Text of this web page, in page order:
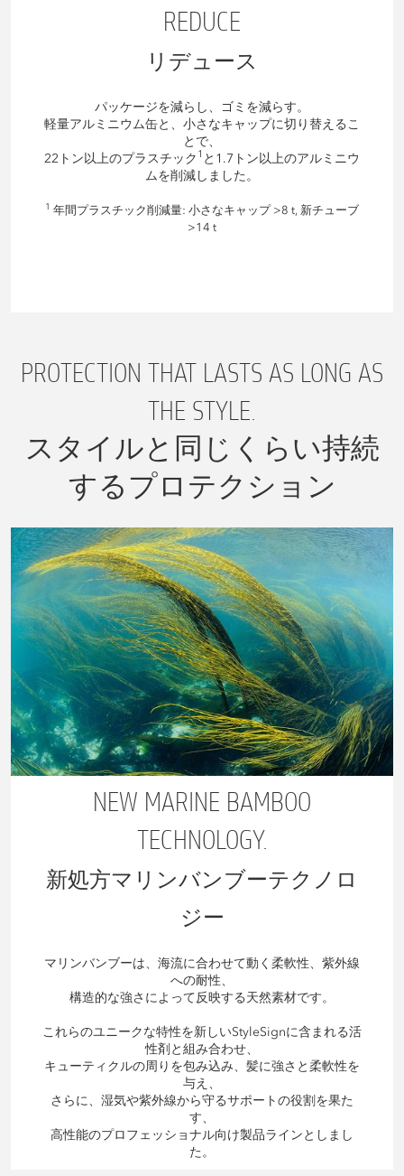
REDUCE
リデュース
パッケージを減らし、ゴミを減らす。
軽量アルミニウム缶と、小さなキャップに切り替えるこ
とで、
22トン以上のプラスチック 1 と1.7トン以上のアルミニウ
ムを削減しました。
1 年間プラスチック削減量: 小さなキャップ >8 t, 新チューブ
>14 t
PROTECTION THAT LASTS AS LONG AS
THE STYLE.
スタイルと同じくらい持続
するプロテクション
NEW MARINE BAMBOO
TECHNOLOGY.
新処方マリンバンブーテクノロ
ジー
マリンバンブーは、海流に合わせて動く柔軟性、紫外線
への耐性、
構造的な強さによって反映する天然素材です。
これらのユニークな特性を新しいStyleSignに含まれる活
性剤と組み合わせ、
キューティクルの周りを包み込み、髪に強さと柔軟性を
与え、
さらに、湿気や紫外線から守るサポートの役割を果た
す、
高性能のプロフェッショナル向け製品ラインとしまし
た。